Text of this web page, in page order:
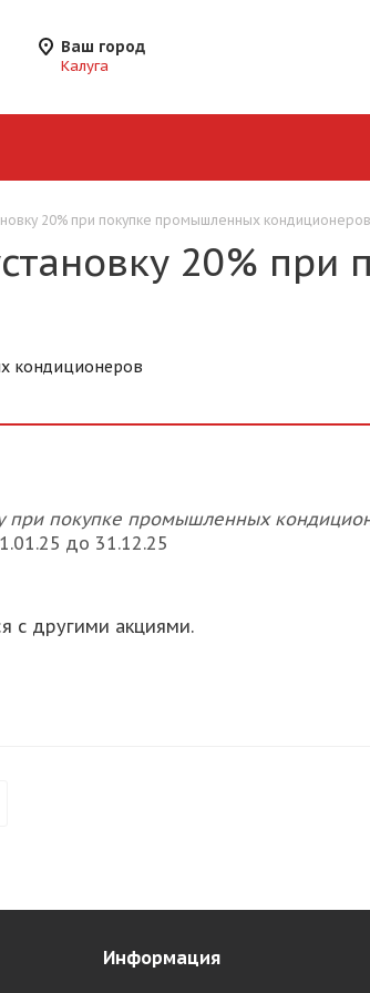
Ваш город
Калуга
20% при покупке промышленных кондиционеров
20%
кондиционеров
при покупке промышленных
до 31.12.25
с другими акциями.
Информация